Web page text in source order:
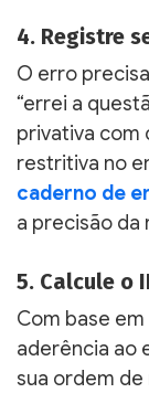
4. Registre
O erro
“errei a
privativa com
restritiva no
caderno de
a precisão da
5. Calcule o
Com base
aderência ao
sua ordem de